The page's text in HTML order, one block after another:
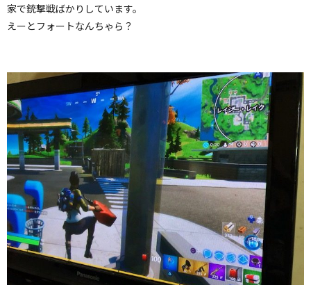
家で銃撃戦ばかりしています。
えーとフォートなんちゃら？